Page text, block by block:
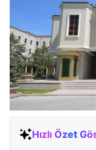
Hızlı Özet